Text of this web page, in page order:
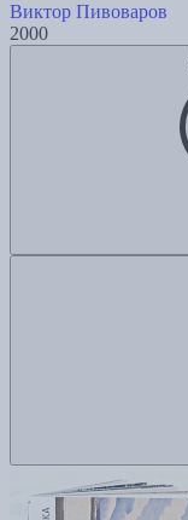
Виктор Пивоваров
2000